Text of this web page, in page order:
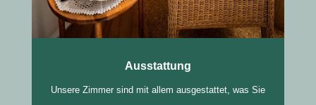
Ausstattung
Unsere Zimmer sind mit allem ausgestattet, was Sie